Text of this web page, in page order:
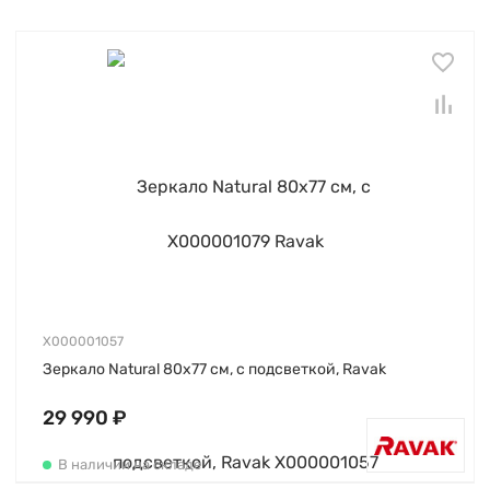
X000001057
Зеркало Natural 80х77 см, с подсветкой, Ravak
29 990 ₽
В наличии на складе